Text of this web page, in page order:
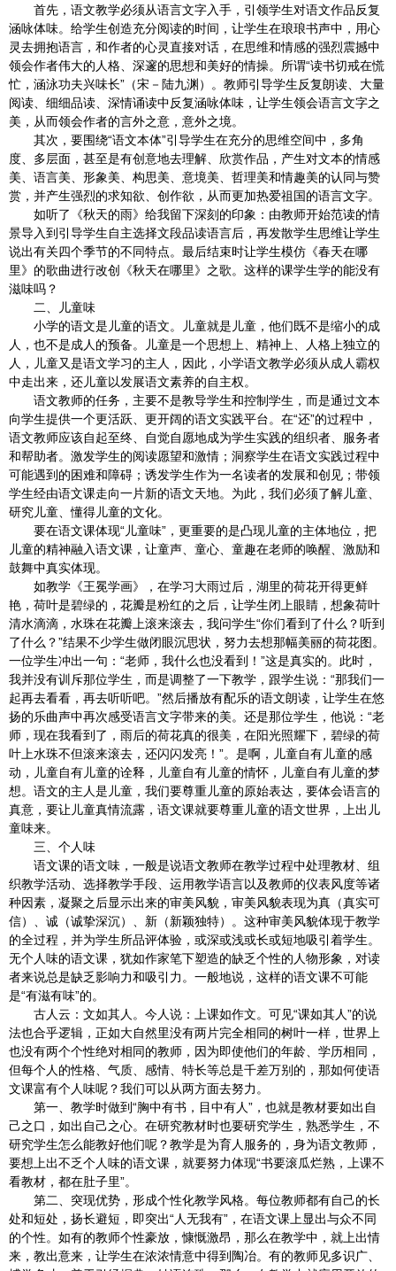
首先，语文教学必须从语言文字入手，引领学生对语文作品反复
涵咏体味。给学生创造充分阅读的时间，让学生在琅琅书声中，用心
灵去拥抱语言，和作者的心灵直接对话，在思维和情感的强烈震撼中
领会作者伟大的人格、深邃的思想和美好的情操。所谓“读书切戒在慌
忙，涵泳功夫兴味长”（宋－陆九渊）。教师引导学生反复朗读、大量
阅读、细细品读、深情诵读中反复涵咏体味，让学生领会语言文字之
美，从而领会作者的言外之意，意外之境。
其次，要围绕“语文本体”引导学生在充分的思维空间中，多角
度、多层面，甚至是有创意地去理解、欣赏作品，产生对文本的情感
美、语言美、形象美、构思美、意境美、哲理美和情趣美的认同与赞
赏，并产生强烈的求知欲、创作欲，从而更加热爱祖国的语言文字。
如听了《秋天的雨》给我留下深刻的印象：由教师开始范读的情
景导入到引导学生自主选择文段品读语言后，再发散学生思维让学生
说出有关四个季节的不同特点。最后结束时让学生模仿《春天在哪
里》的歌曲进行改创《秋天在哪里》之歌。这样的课学生学的能没有
滋味吗？
二、儿童味
小学的语文是儿童的语文。儿童就是儿童，他们既不是缩小的成
人，也不是成人的预备。儿童是一个思想上、精神上、人格上独立的
人，儿童又是语文学习的主人，因此，小学语文教学必须从成人霸权
中走出来，还儿童以发展语文素养的自主权。
语文教师的任务，主要不是教导学生和控制学生，而是通过文本
向学生提供一个更活跃、更开阔的语文实践平台。在“还”的过程中，
语文教师应该自起至终、自觉自愿地成为学生实践的组织者、服务者
和帮助者。激发学生的阅读愿望和激情；洞察学生在语文实践过程中
可能遇到的困难和障碍；诱发学生作为一名读者的发展和创见；带领
学生经由语文课走向一片新的语文天地。为此，我们必须了解儿童、
研究儿童、懂得儿童的文化。
要在语文课体现“儿童味”，更重要的是凸现儿童的主体地位，把
儿童的精神融入语文课，让童声、童心、童趣在老师的唤醒、激励和
鼓舞中真实体现。
如教学《王冕学画》，在学习大雨过后，湖里的荷花开得更鲜
艳，荷叶是碧绿的，花瓣是粉红的之后，让学生闭上眼睛，想象荷叶
清水滴滴，水珠在花瓣上滚来滚去，我问学生“你们看到了什么？听到
了什么？”结果不少学生做闭眼沉思状，努力去想那幅美丽的荷花图。
一位学生冲出一句：“老师，我什么也没看到！”这是真实的。此时，
我并没有训斥那位学生，而是调整了一下教学，跟学生说：“那我们一
起再去看看，再去听听吧。”然后播放有配乐的语文朗读，让学生在悠
扬的乐曲声中再次感受语言文字带来的美。还是那位学生，他说：“老
师，现在我看到了，雨后的荷花真的很美，在阳光照耀下，碧绿的荷
叶上水珠不但滚来滚去，还闪闪发亮！”。是啊，儿童自有儿童的感
动，儿童自有儿童的诠释，儿童自有儿童的情怀，儿童自有儿童的梦
想。语文的主人是儿童，我们要尊重儿童的原始表达，要体会语言的
真意，要让儿童真情流露，语文课就要尊重儿童的语文世界，上出儿
童味来。
三、个人味
语文课的语文味，一般是说语文教师在教学过程中处理教材、组
织教学活动、选择教学手段、运用教学语言以及教师的仪表风度等诸
种因素，凝聚之后显示出来的审美风貌，审美风貌表现为真（真实可
信）、诚（诚挚深沉）、新（新颖独特）。这种审美风貌体现于教学
的全过程，并为学生所品评体验，或深或浅或长或短地吸引着学生。
无个人味的语文课，犹如作家笔下塑造的缺乏个性的人物形象，对读
者来说总是缺乏影响力和吸引力。一般地说，这样的语文课不可能
是“有滋有味”的。
古人云：文如其人。今人说：上课如作文。可见“课如其人”的说
法也合乎逻辑，正如大自然里没有两片完全相同的树叶一样，世界上
也没有两个个性绝对相同的教师，因为即使他们的年龄、学历相同，
但每个人的性格、气质、感情、特长等总是千差万别的，那如何使语
文课富有个人味呢？我们可以从两方面去努力。
第一、教学时做到“胸中有书，目中有人”，也就是教材要如出自
己之口，如出自己之心。在研究教材时也要研究学生，熟悉学生，不
研究学生怎么能教好他们呢？教学是为育人服务的，身为语文教师，
要想上出不乏个人味的语文课，就要努力体现“书要滚瓜烂熟，上课不
看教材，都在肚子里”。
第二、突现优势，形成个性化教学风格。每位教师都有自己的长
处和短处，扬长避短，即突出“人无我有”，在语文课上显出与众不同
的个性。如有的教师个性豪放，慷慨激昂，那么在教学中，就上出情
来，教出意来，让学生在浓浓情意中得到陶冶。有的教师见多识广、